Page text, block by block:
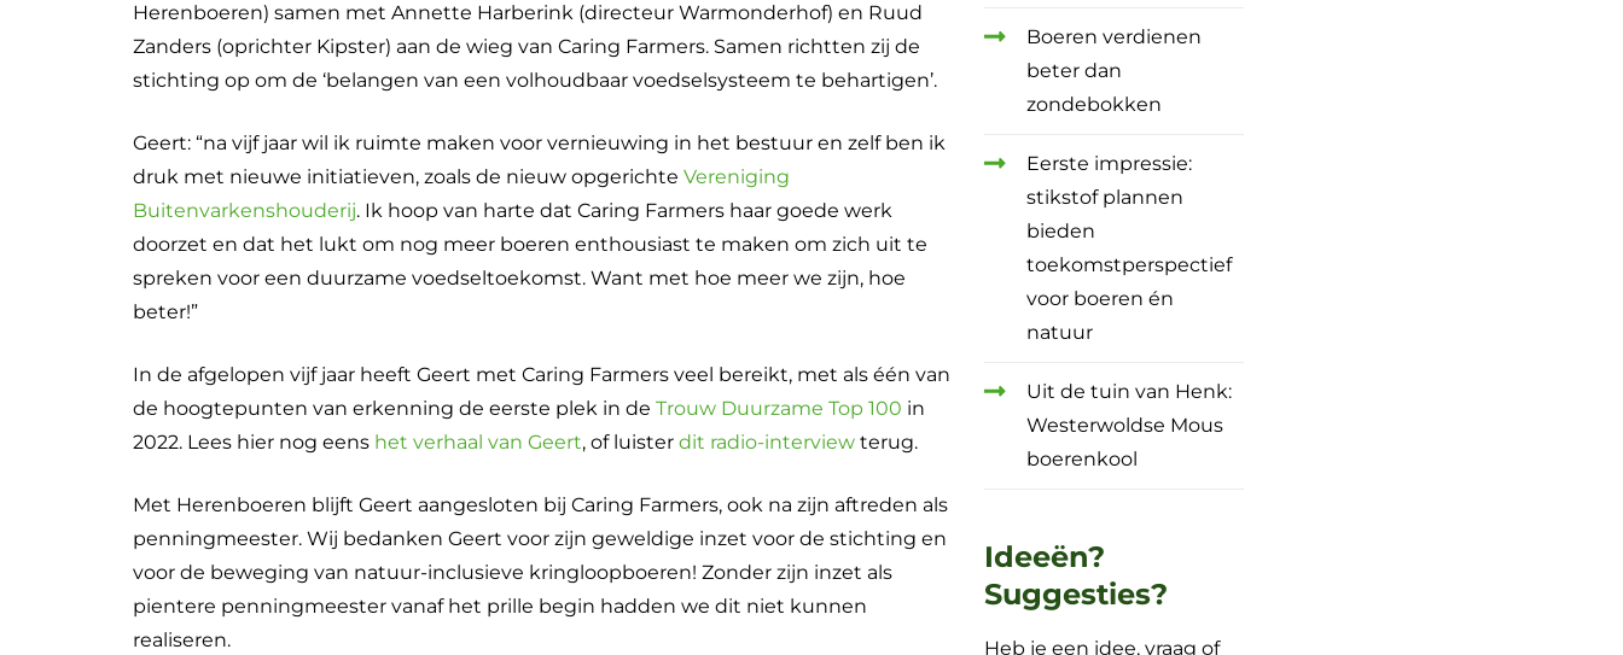
Herenboeren) samen met Annette Harberink (directeur Warmonderhof) en Ruud
Zanders (oprichter Kipster) aan de wieg van Caring Farmers. Samen richtten zij de
stichting op om de ‘belangen van een volhoudbaar voedselsysteem te behartigen’.
Geert: “na vijf jaar wil ik ruimte maken voor vernieuwing in het bestuur en zelf ben ik
druk met nieuwe initiatieven, zoals de nieuw opgerichte Vereniging
Buitenvarkenshouderij. Ik hoop van harte dat Caring Farmers haar goede werk
doorzet en dat het lukt om nog meer boeren enthousiast te maken om zich uit te
spreken voor een duurzame voedseltoekomst. Want met hoe meer we zijn, hoe
beter!”
In de afgelopen vijf jaar heeft Geert met Caring Farmers veel bereikt, met als één van
de hoogtepunten van erkenning de eerste plek in de Trouw Duurzame Top 100 in
2022. Lees hier nog eens het verhaal van Geert, of luister dit radio-interview terug.
Met Herenboeren blijft Geert aangesloten bij Caring Farmers, ook na zijn aftreden als
penningmeester. Wij bedanken Geert voor zijn geweldige inzet voor de stichting en
voor de beweging van natuur-inclusieve kringloopboeren! Zonder zijn inzet als
pientere penningmeester vanaf het prille begin hadden we dit niet kunnen
realiseren.
Boeren verdienen
beter dan
zondebokken
Eerste impressie:
stikstof plannen
bieden
toekomstperspectief
voor boeren én
natuur
Uit de tuin van Henk:
Westerwoldse Mous
boerenkool
Ideeën?
Suggesties?
Heb je een idee, vraag of